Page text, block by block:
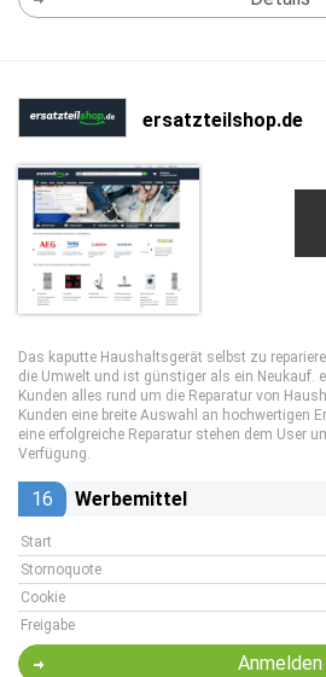
ersatzteilshop.de
Das kaputte Haushaltsgerät selbst zu
die Umwelt und ist günstiger als ein Neukauf.
Kunden alles rund um die Reparatur von
Kunden eine breite Auswahl an hochwertigen
eine erfolgreiche Reparatur stehen dem User
Verfügung.
16 Werbemittel
Start
Stornoquote
Cookie
Freigabe
Anmelden